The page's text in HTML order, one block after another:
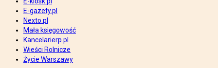
E-gazety.pl
Nexto.pl
Mała księgowość
Kancelarierp.pl
Wieści Rolnicze
Życie Warszawy